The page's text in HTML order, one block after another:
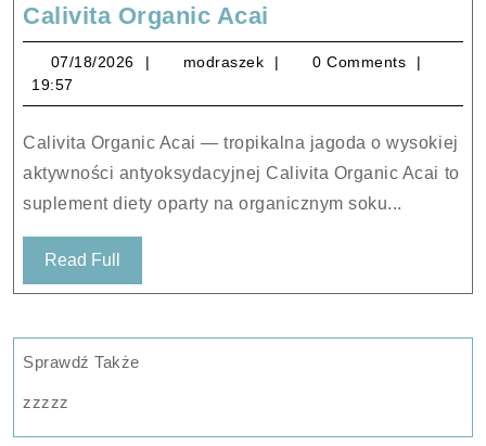
Calivita Organic Acai
Organic
Acai
07/18/2026 07/18/2026
modraszek modraszek
0 Comments
19:57
Calivita Organic Acai — tropikalna jagoda o wysokiej
aktywności antyoksydacyjnej Calivita Organic Acai to
suplement diety oparty na organicznym soku...
Read Full
Full
Sprawdź Także
zzzzz